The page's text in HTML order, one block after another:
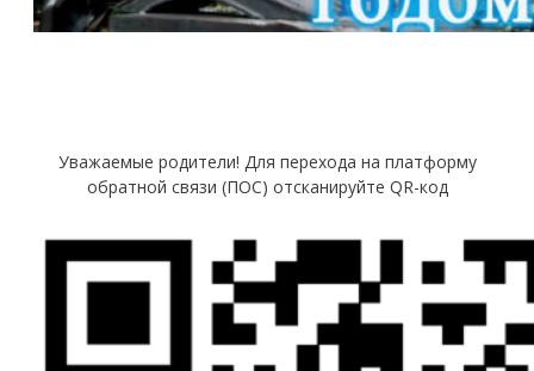
Уважаемые родители! Для перехода на платформу
обратной связи (ПОС) отсканируйте QR-код